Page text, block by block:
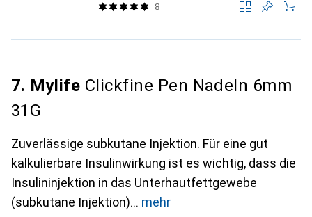
8
7. Mylife Clickfine Pen Nadeln 6mm
31G
Zuverlässige subkutane Injektion. Für eine gut
kalkulierbare Insulinwirkung ist es wichtig, dass die
Insulininjektion in das Unterhautfettgewebe
(subkutane Injektion)
mehr